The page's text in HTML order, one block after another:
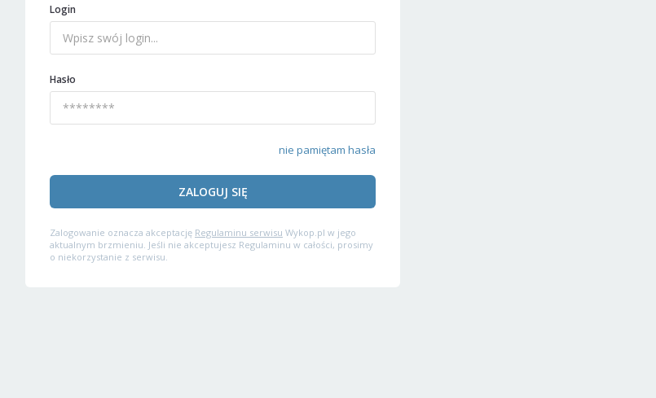
Login
Hasło
nie pamiętam hasła
ZALOGUJ SIĘ
Zalogowanie oznacza akceptację Regulaminu serwisu Wykop.pl w jego
aktualnym brzmieniu. Jeśli nie akceptujesz Regulaminu w całości, prosimy
o niekorzystanie z serwisu.